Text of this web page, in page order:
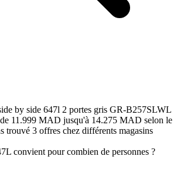
by side 647l 2 portes gris GR-B257SLWL
11.999 MAD jusqu'à 14.275 MAD selon le
trouvé 3 offres chez différents magasins
convient pour combien de personnes ?